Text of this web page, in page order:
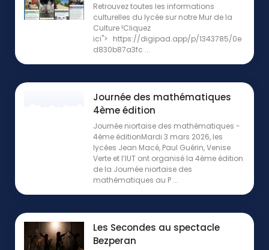
Retrouvez toutes les informations
culturelles du lycée sur notre Mur de la
Culture !Cliquez
ici"> https://digipad.app/p/1343785/0e
d830b87a3fc ...
Journée des mathématiques
4ème édition
Journée niortaise des mathématiques -
4ème éditionMardi 3 mars 2026, les
lycées Jean Macé, Paul Guérin, Venise
Verte et l’IUT ont organisé la 4ème édition
de la Journée niortaise des
mathématiques au P ...
Les Secondes au spectacle
Bezperan